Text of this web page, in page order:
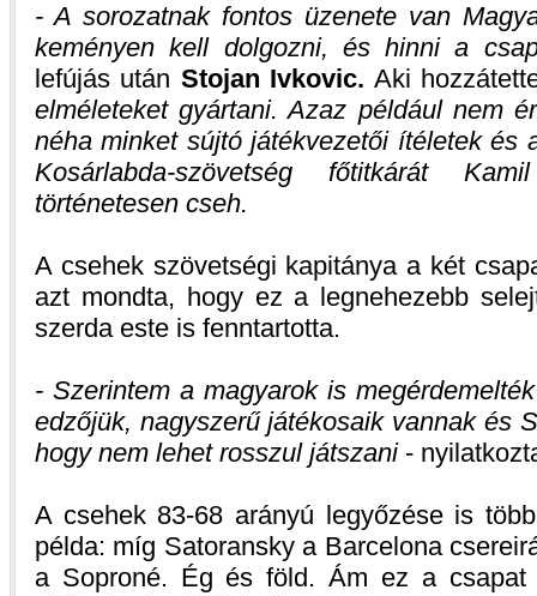
- A sorozatnak fontos üzenete van
keményen kell dolgozni, és hinni a
lefújás után Stojan Ivkovic. Aki
elméleteket gyártani. Azaz például nem
néha minket sújtó játékvezetői ítéletek és
Kosárlabda-szövetség főtitkárát
történetesen cseh.
A csehek szövetségi kapitánya a két
azt mondta, hogy ez a legnehezebb
szerda este is fenntartotta.
- Szerintem a magyarok is
edzőjük, nagyszerű játékosaik vannak és
hogy nem lehet rosszul játszani-
A csehek 83-68 arányú legyőzése is
példa: míg Satoransky a Barcelona
a Soproné. Ég és föld. Ám ez a csapat